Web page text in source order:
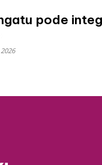
pode